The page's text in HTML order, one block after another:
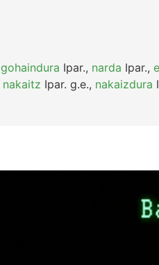
gohaindura Ipar., narda Ipar.,
nakaitz Ipar. g.e., nakaizdura